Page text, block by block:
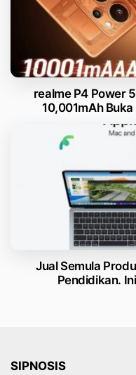
realme P4 Power
10,001mAh
Jual Semula
Pendidikan.
SIPNOSIS